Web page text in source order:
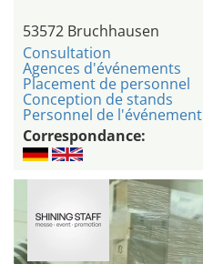
53572 Bruchhausen
Consultation
Agences d'événements
Placement de personnel
Conception de stands
Personnel de l'événement
Correspondance: